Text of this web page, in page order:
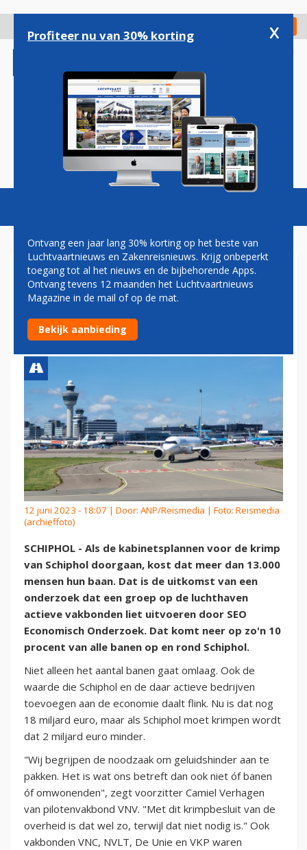
gaan
Check in
Magazine Podcasts Vacatures
VAKBONDEN: MEER DAN
13.000 BANEN WEG DOOR
KRIMPPLAN VOOR SCHIPHOL
12 juni 2023 - 18:07 | Door: ANP/Reismedia | Foto: Reismedia
(archieffoto)
SCHIPHOL - Als de kabinetsplannen voor de krimp
van Schiphol doorgaan, kost dat meer dan 13.000
mensen hun baan. Dat is de uitkomst van een
onderzoek dat een groep op de luchthaven
actieve vakbonden liet uitvoeren door SEO
Economisch Onderzoek. Dat komt neer op zo'n 10
procent van alle banen op en rond Schiphol.
Niet alleen het aantal banen gaat omlaag. Ook de
waarde die Schiphol en de daar actieve bedrijven
toevoegen aan de economie daalt flink. Nu is dat nog
18 miljard euro, maar als Schiphol moet krimpen wordt
dat 2 miljard euro minder.
"Wij begrijpen de noodzaak om geluidshinder aan te
pakken. Het is wat ons betreft dan ook niet óf banen
óf omwonenden", zegt voorzitter Camiel Verhagen
van pilotenvakbond VNV. "Met dit krimpbesluit van de
overheid is dat wel zo, terwijl dat niet nodig is." Ook
vakbonden VNC, NVLT, De Unie en VKP waren
Profiteer nu van 30% korting x
Ontvang een jaar lang 30% korting op het beste van
Luchtvaartnieuws en Zakenreisnieuws. Krijg onbeperkt
toegang tot al het nieuws en de bijbehorende Apps.
Ontvang tevens 12 maanden het Luchtvaartnieuws
Magazine in de mail of op de mat.
Bekijk aanbieding